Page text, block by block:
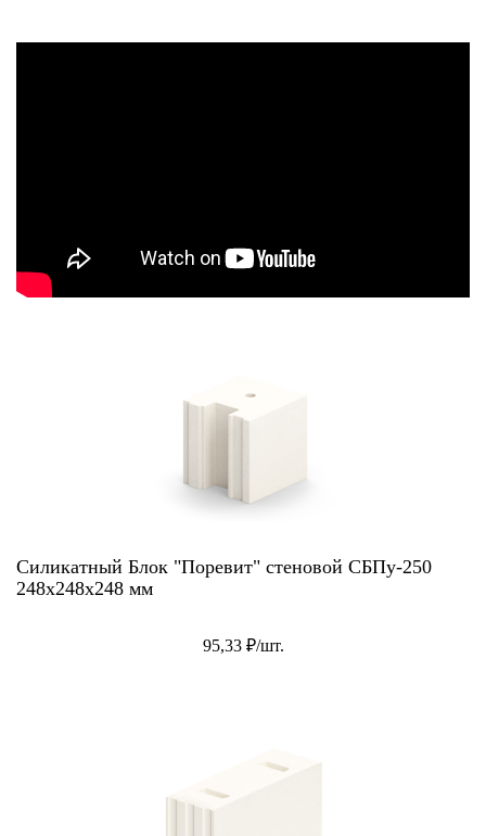
Силикатный Блок "Поревит" стеновой СБПу-250
248x248x248 мм
95,33 ₽/шт.